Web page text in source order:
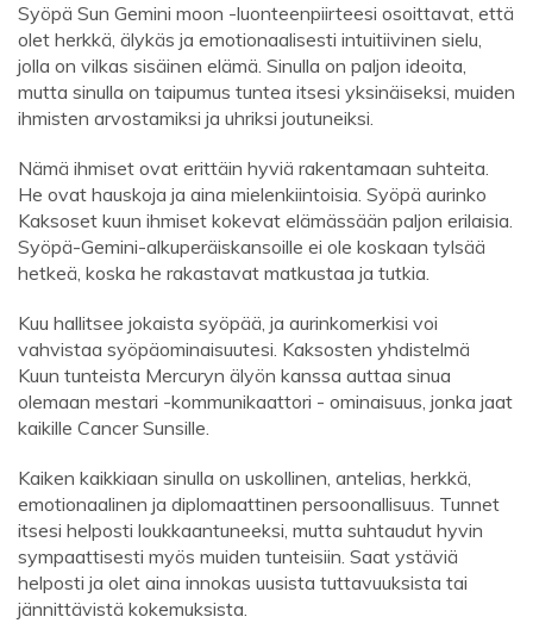
Syöpä Sun Gemini moon -luonteenpiirteesi osoittavat, että
olet herkkä, älykäs ja emotionaalisesti intuitiivinen sielu,
jolla on vilkas sisäinen elämä. Sinulla on paljon ideoita,
mutta sinulla on taipumus tuntea itsesi yksinäiseksi, muiden
ihmisten arvostamiksi ja uhriksi joutuneiksi.
Nämä ihmiset ovat erittäin hyviä rakentamaan suhteita.
He ovat hauskoja ja aina mielenkiintoisia. Syöpä aurinko
Kaksoset kuun ihmiset kokevat elämässään paljon erilaisia.
Syöpä-Gemini-alkuperäiskansoille ei ole koskaan tylsää
hetkeä, koska he rakastavat matkustaa ja tutkia.
Kuu hallitsee jokaista syöpää, ja aurinkomerkisi voi
vahvistaa syöpäominaisuutesi. Kaksosten yhdistelmä
Kuun tunteista Mercuryn älyön kanssa auttaa sinua
olemaan mestari -kommunikaattori - ominaisuus, jonka jaat
kaikille Cancer Sunsille.
Kaiken kaikkiaan sinulla on uskollinen, antelias, herkkä,
emotionaalinen ja diplomaattinen persoonallisuus. Tunnet
itsesi helposti loukkaantuneeksi, mutta suhtaudut hyvin
sympaattisesti myös muiden tunteisiin. Saat ystäviä
helposti ja olet aina innokas uusista tuttavuuksista tai
jännittävistä kokemuksista.